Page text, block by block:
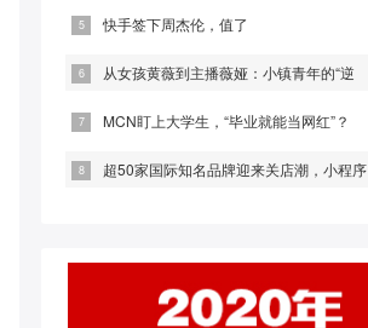
快手签下周杰伦，值了
从女孩黄薇到主播薇娅：小镇青年的“逆
MCN盯上大学生，“毕业就能当网红”？
超50家国际知名品牌迎来关店潮，小程序